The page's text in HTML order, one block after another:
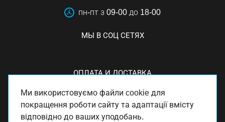
пн-пт з 09-00 до 18-00
МЫ В СОЦ СЕТЯХ
ОПЛАТА И ДОСТАВКА
Ми використовуємо файли cookie для
покращення роботи сайту та адаптації вмісту
відповідно до ваших уподобань.